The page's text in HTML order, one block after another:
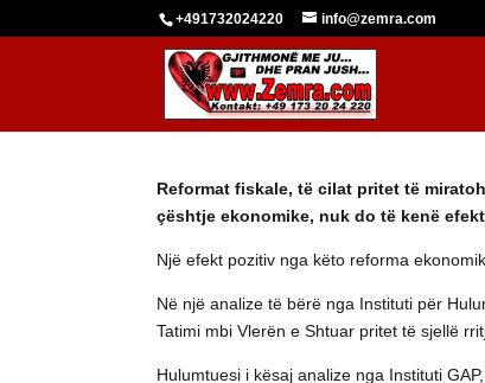
+491732024220 info@zemra.com
Reformat fiskale, të cilat pritet të
çështje ekonomike, nuk do të kenë
Një efekt pozitiv nga këto reforma
Në një analize të bërë nga Instituti për
Tatimi mbi Vlerën e Shtuar pritet të sjellë
Hulumtuesi i kësaj analize nga Instituti